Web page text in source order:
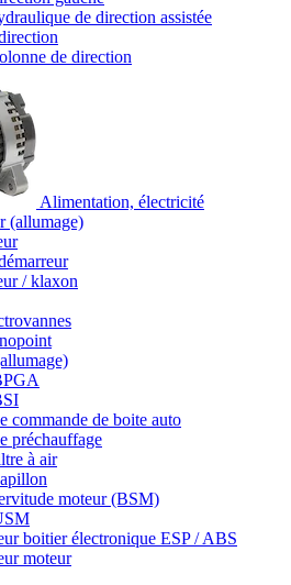
de direction assistée
de direction
Alimentation, électricité
(allumage)
/ klaxon
commande de boite auto
préchauffage
à air
moteur (BSM)
boitier électronique ESP / ABS
moteur